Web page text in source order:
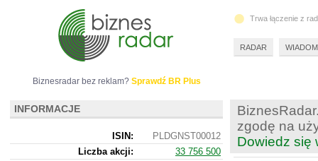
zgodę na
Dowiedz się
Biznesradar bez reklam? Sprawdź BR Plus
INFORMACJE
ISIN:
PLDGNST00012
Liczba akcji:
33 756 500
Trwa łączenie z
RADAR